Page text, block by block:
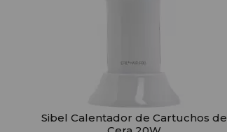
Sibel Calentador de Cartuchos de